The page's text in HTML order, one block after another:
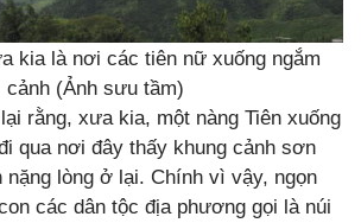
kia là nơi các tiên nữ xuống ngắm
cảnh (Ảnh sưu tầm)
rằng, xưa kia, một nàng Tiên xuống
qua nơi đây thấy khung cảnh sơn
nặng lòng ở lại. Chính vì vậy, ngọn
các dân tộc địa phương gọi là núi